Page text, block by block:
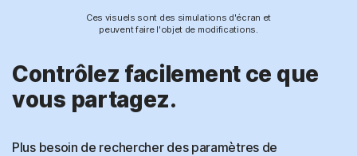
Ces visuels sont des simulations d'écran et
peuvent faire l'objet de modifications.
Contrôlez facilement ce que
vous partagez.
Plus besoin de rechercher des paramètres de